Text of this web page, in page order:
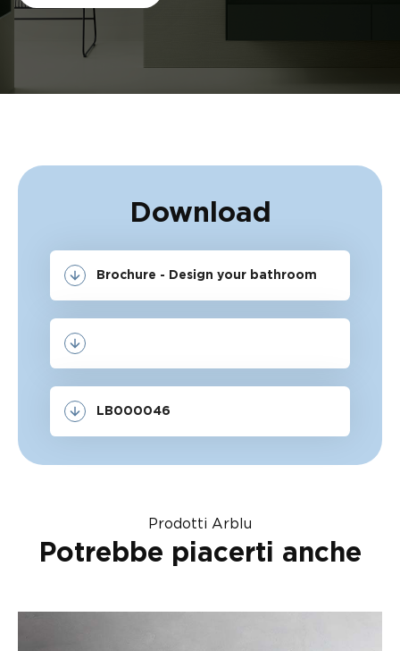
Download
Brochure - Design your bathroom
LB000046
Prodotti Arblu
Potrebbe piacerti anche